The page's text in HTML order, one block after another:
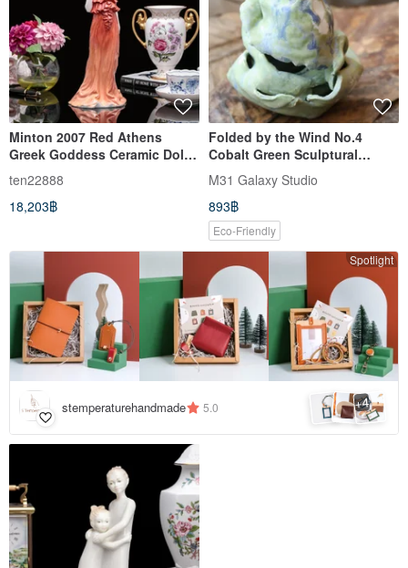
Minton 2007 Red Athens
Greek Goddess Ceramic Doll
Statue Sculpture Art
Collection Made in the UK
ten22888
18,203฿
Folded by the Wind No.4
Cobalt Green Sculptural
Ceramic Vase
M31 Galaxy Studio
893฿
Eco-Friendly
Spotlight
stemperaturehandmade 5.0 +4